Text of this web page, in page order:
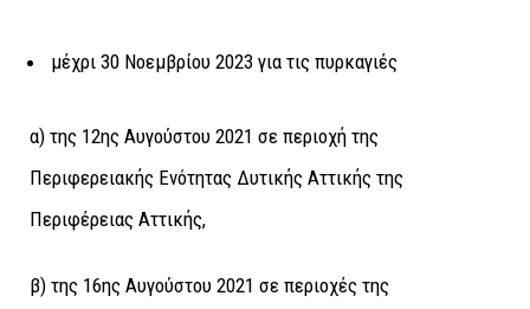
μέχρι 30 Νοεμβρίου 2023 για τις πυρκαγιές
α) της 12ης Αυγούστου 2021 σε περιοχή της
Περιφερειακής Ενότητας Δυτικής Αττικής της
Περιφέρειας Αττικής,
β) της 16ης Αυγούστου 2021 σε περιοχές της